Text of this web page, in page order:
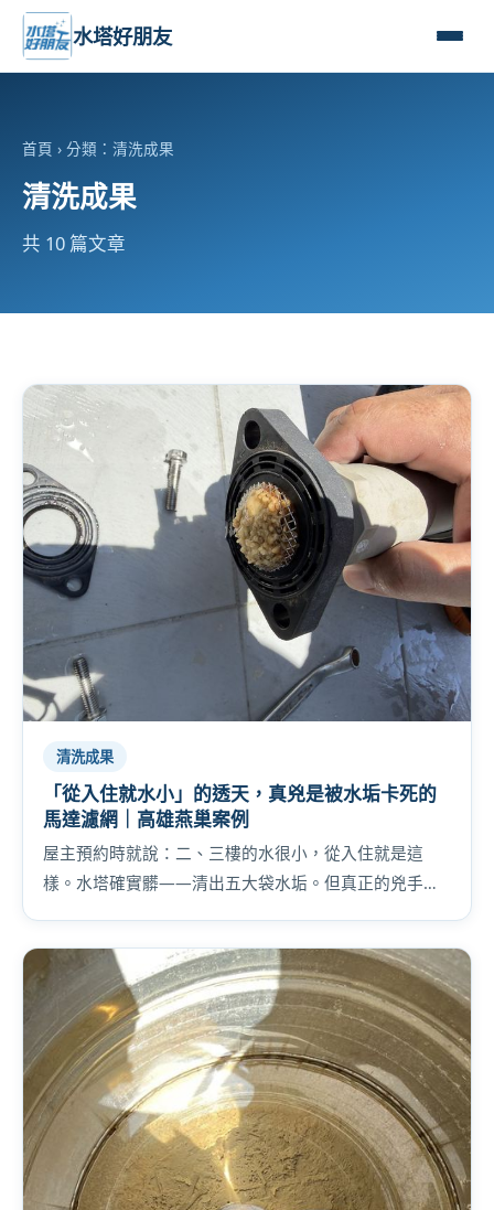
水塔好朋友
首頁 › 分類：清洗成果
清洗成果
共 10 篇文章
清洗成果
「從入住就水小」的透天，真兇是被水垢卡死的
馬達濾網｜高雄燕巢案例
屋主預約時就說：二、三樓的水很小，從入住就是這
樣。水塔確實髒——清出五大袋水垢。但真正的兇手藏